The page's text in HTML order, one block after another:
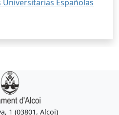
Universitarias Españolas
1 (03801, Alcoi)